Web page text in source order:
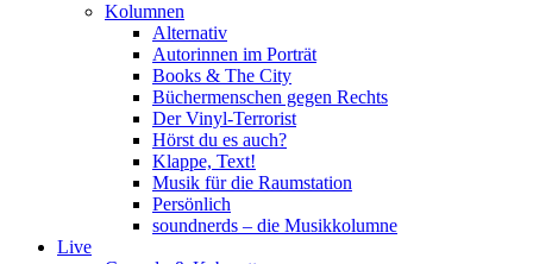
Kolumnen
Alternativ
Autorinnen im Porträt
Books & The City
Büchermenschen gegen Rechts
Der Vinyl-Terrorist
Hörst du es auch?
Klappe, Text!
Musik für die Raumstation
Persönlich
soundnerds – die Musikkolumne
Live